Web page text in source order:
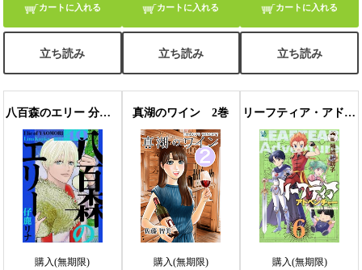
カートに入れる
立ち読み
カートに入れる
立ち読み
カートに入れる
立ち読み
八百森のエリー 分冊版40
購入(無期限)
真湖のワイン 2巻
購入(無期限)
リーフティア・アドベンチャー 6巻
購入(無期限)